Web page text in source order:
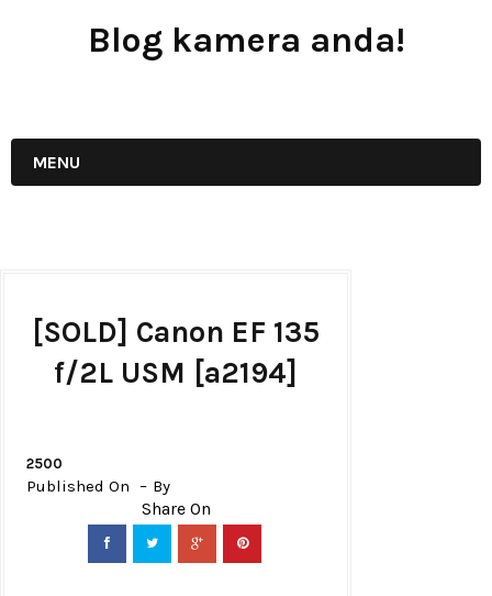
Blog kamera anda!
MENU
[SOLD] Canon EF 135
f/2L USM [a2194]
2500
Published On By